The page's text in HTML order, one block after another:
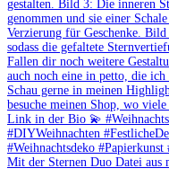
Mit der Sternen Duo Datei aus